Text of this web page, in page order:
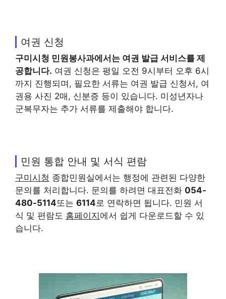
여권 신청
구미시청 민원봉사과에서는 여권 발급 서비스를 제
공합니다. 여권 신청은 평일 오전 9시부터 오후 6시
까지 진행되며, 필요한 서류는 여권 발급 신청서, 여
권용 사진 2매, 신분증 등이 있습니다. 미성년자나
군복무자는 추가 서류를 제출해야 합니다.
민원 통합 안내 및 서식 편람
구미시청 종합민원실에서는 행정에 관련된 다양한
문의를 처리합니다. 문의를 하려면 대표전화 054-
480-5114또는 6114로 연락하면 됩니다. 민원 서
식 및 편람도 홈페이지 에서 쉽게 다운로드할 수 있
습니다.